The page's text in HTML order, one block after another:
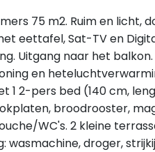
75 m2. Ruim en licht,
eettafel, Sat-TV en
Uitgang naar het
en
1 2-pers bed (140 cm,
broodrooster,
WC's. 2 kleine
wasmachine, droger,